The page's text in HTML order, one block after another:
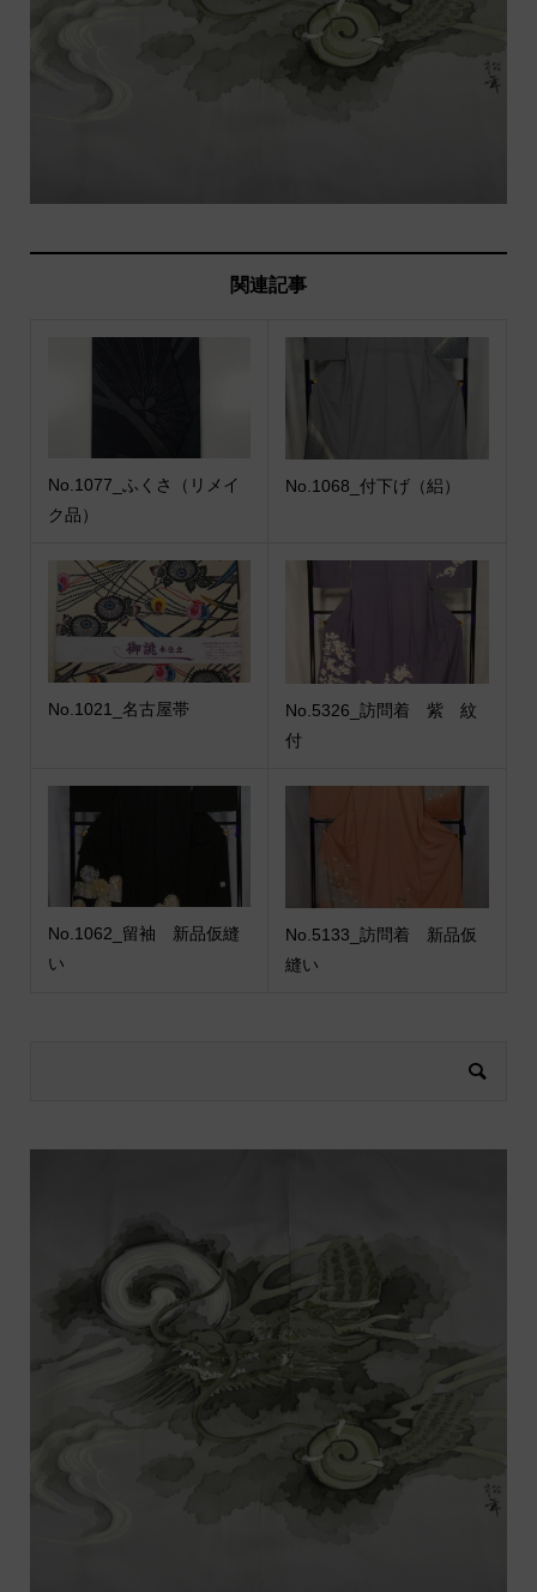
関連記事
No.1077_ふくさ（リメイ
ク品）
No.1068_付下げ（絽）
No.1021_名古屋帯
No.5326_訪問着 紫 紋
付
No.1062_留袖 新品仮縫
い
No.5133_訪問着 新品仮
縫い